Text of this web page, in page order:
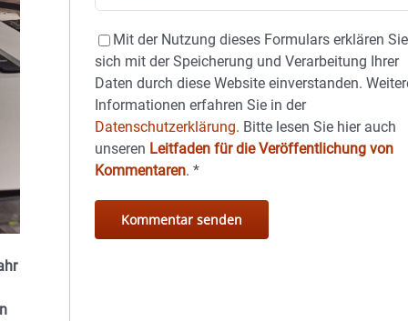
Mit der Nutzung dieses Formulars erklären Sie
sich mit der Speicherung und Verarbeitung Ihrer
Daten durch diese Website einverstanden.
Informationen erfahren Sie in der
Datenschutzerklärung. Bitte lesen Sie hier auch
unseren Leitfaden für die Veröffentlichung von
Kommentaren.*